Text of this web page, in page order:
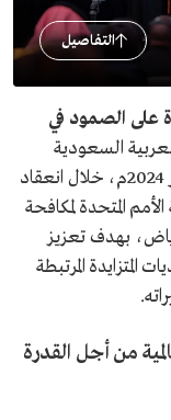
التفاصيل
على الصمود في
السعودية
إطلاقها في 1 جمادى الآخرة 1446هـ/2 ديسمبر 2024م، خلال انعقاد
المتحدة لمكافحة
الرياض، بهدف تعزيز
المتزايدة المرتبطة
من أجل القدرة